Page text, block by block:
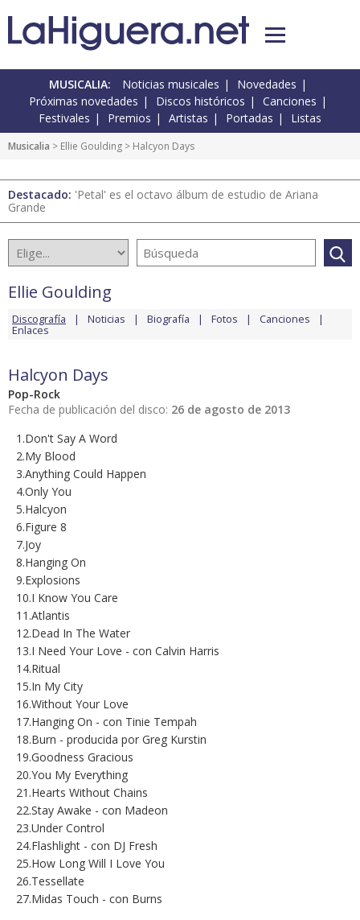
MUSICALIA: Noticias musicales
Novedades
Próximas novedades
Discos históricos
Canciones
Festivales
Premios Artistas Portadas Listas
Musicalia > Ellie Goulding > Halcyon Days
Destacado: 'Petal' es el octavo álbum de estudio de Ariana
Grande
Ellie Goulding
Discografía Noticias Biografía Fotos Canciones
Enlaces
Halcyon Days
Pop-Rock
Fecha de publicación del disco: 26 de agosto de 2013
1.Don't Say A Word
2.My Blood
3.Anything Could Happen
4.Only You
5.Halcyon
6.Figure 8
7.Joy
8.Hanging On
9.Explosions
10.I Know You Care
11.Atlantis
12.Dead In The Water
13.I Need Your Love - con Calvin Harris
14.Ritual
15.In My City
16.Without Your Love
17.Hanging On - con Tinie Tempah
18.Burn - producida por Greg Kurstin
19.Goodness Gracious
20.You My Everything
21.Hearts Without Chains
22.Stay Awake - con Madeon
23.Under Control
24.Flashlight - con DJ Fresh
25.How Long Will I Love You
26.Tessellate
27.Midas Touch - con Burns